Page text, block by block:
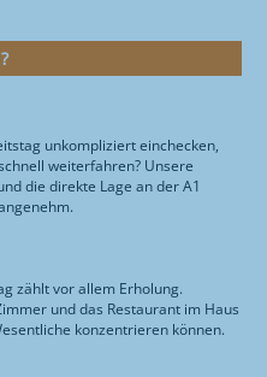
unkompliziert einchecken,
weiterfahren? Unsere
die direkte Lage an der A1
zählt vor allem Erholung.
und das Restaurant im Haus
konzentrieren können.